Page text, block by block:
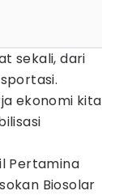
sekali, dari
ekonomi kita
Pertamina
Biosolar